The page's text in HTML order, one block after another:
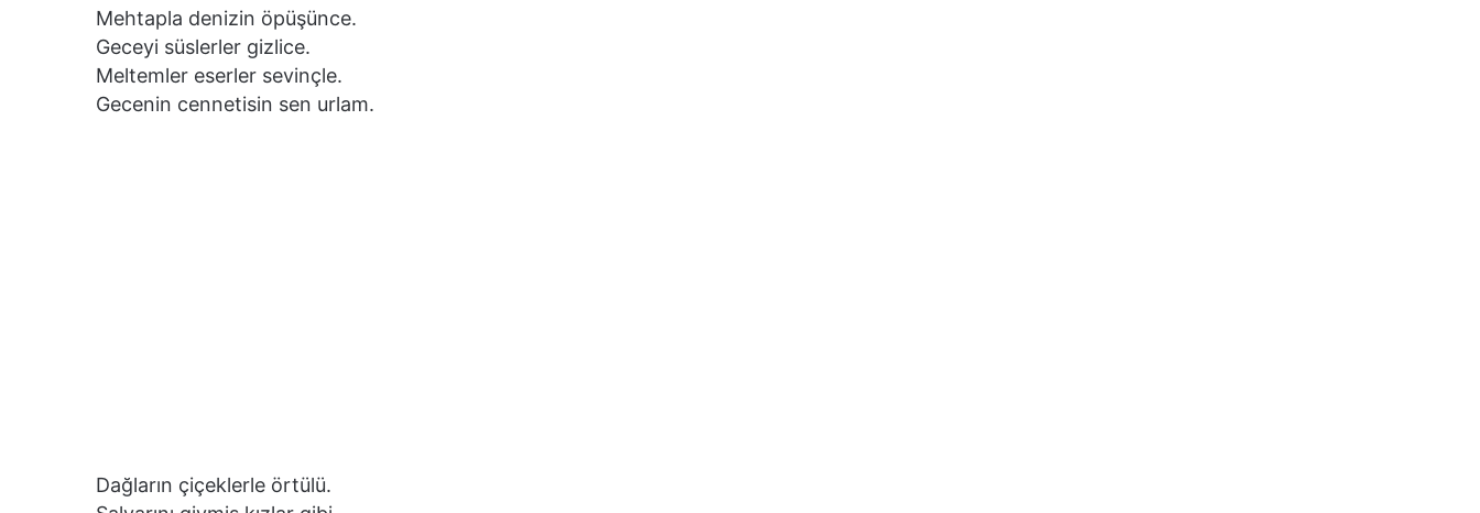
Mehtapla denizin öpüşünce.
Geceyi süslerler gizlice.
Meltemler eserler sevinçle.
Gecenin cennetisin sen urlam.
Dağların çiçeklerle örtülü.